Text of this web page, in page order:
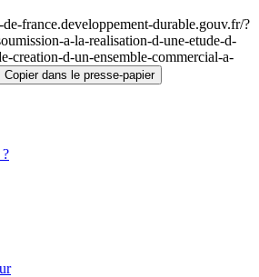
france.developpement-durable.gouv.fr/?
a-la-realisation-d-une-etude-d-
creation-d-un-ensemble-commercial-a-
Copier dans le presse-papier